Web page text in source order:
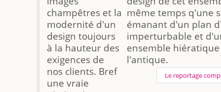
champêtres et la
modernité d'un
design toujours
à la hauteur des
exigences de
nos clients. Bref
une vraie
même temps q'une
émanant d'un plan
imperturbable et
ensemble
l'antique.
Le reportage